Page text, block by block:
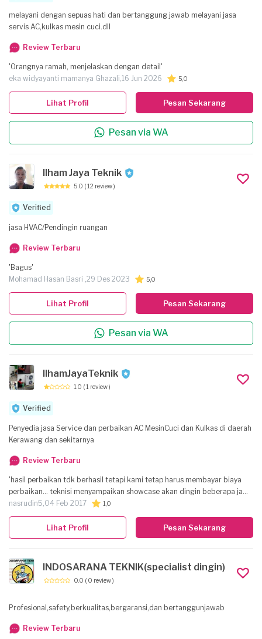
melayani dengan sepuas hati dan bertanggung jawab melayani jasa
servis AC,kulkas mesin cuci.dll
Review Terbaru
'Orangnya ramah, menjelaskan dengan detail'
eka widyayanti mamanya Ghazali,16 Jun 2026 5,0
Pesan Sekarang
Pesan via WA
Lihat Profil
Ilham Jaya Teknik
5.0 ( 12 review )
Verified
jasa HVAC/Pendingin ruangan
Review Terbaru
'Bagus'
Mohamad Hasan Basri ,29 Des 2023 5,0
Pesan Sekarang
Pesan via WA
Lihat Profil
IlhamJayaTeknik
1.0 ( 1 review )
Verified
Penyedia jasa Service dan perbaikan AC MesinCuci dan Kulkas di daerah
Kerawang dan sekitarnya
Review Terbaru
'hasil perbaikan tdk berhasil tetapi kami tetap harus membayar biaya
perbaikan... teknisi menyampaikan showcase akan dingin beberapa jam
kemudian tetapi sampe beberapa jam dan sampe saat ini showcase tdk
berfungsi alias masih tetap RUSAK...!!! '
nasrudin5,04 Feb 2017 1,0
Pesan Sekarang
Lihat Profil
INDOSARANA TEKNIK(specialist dingin)
0.0 ( 0 review )
Profesional,safety,berkualitas,bergaransi,dan bertanggunjawab
Review Terbaru